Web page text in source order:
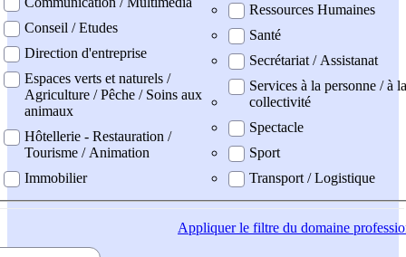
Conseil / Etudes
Direction d'entreprise
Espaces verts et naturels /
Agriculture / Pêche / Soins aux
animaux
Hôtellerie - Restauration /
Tourisme / Animation
Immobilier
Ressources Humaines
Santé
Secrétariat / Assistanat
Services à la personne / à la
collectivité
Spectacle
Sport
Transport / Logistique
Appliquerle filtre du domaine